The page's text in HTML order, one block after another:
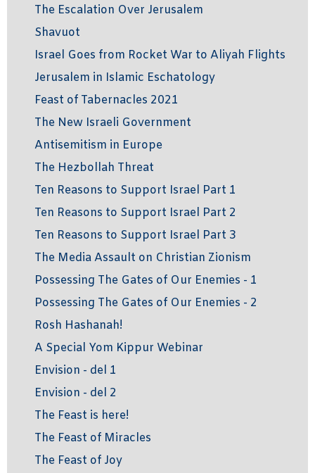
The Escalation Over Jerusalem
Shavuot
Israel Goes from Rocket War to Aliyah Flights
Jerusalem in Islamic Eschatology
Feast of Tabernacles 2021
The New Israeli Government
Antisemitism in Europe
The Hezbollah Threat
Ten Reasons to Support Israel Part 1
Ten Reasons to Support Israel Part 2
Ten Reasons to Support Israel Part 3
The Media Assault on Christian Zionism
Possessing The Gates of Our Enemies - 1
Possessing The Gates of Our Enemies - 2
Rosh Hashanah!
A Special Yom Kippur Webinar
Envision - del 1
Envision - del 2
The Feast is here!
The Feast of Miracles
The Feast of Joy